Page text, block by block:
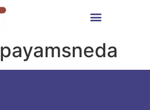
payamsneda